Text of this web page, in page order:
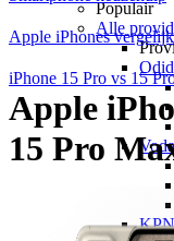
Populair
Alle
KPN
Apple iPhones
iPhone 15 Pro vs 15
Apple
15 Pro